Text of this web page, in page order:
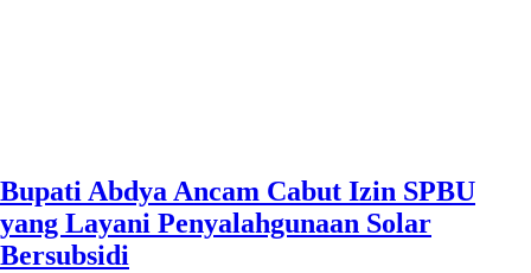
Bupati Abdya Ancam Cabut Izin SPBU
yang Layani Penyalahgunaan Solar
Bersubsidi